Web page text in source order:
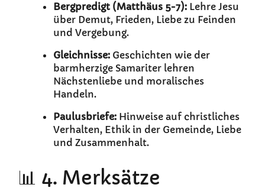
Bergpredigt (Matthäus 5-7): Lehre Jesu
über Demut, Frieden, Liebe zu Feinden
und Vergebung.
Gleichnisse: Geschichten wie der
barmherzige Samariter lehren
Nächstenliebe und moralisches
Handeln.
Paulusbriefe: Hinweise auf christliches
Verhalten, Ethik in der Gemeinde, Liebe
und Zusammenhalt.
📊 4. Merksätze